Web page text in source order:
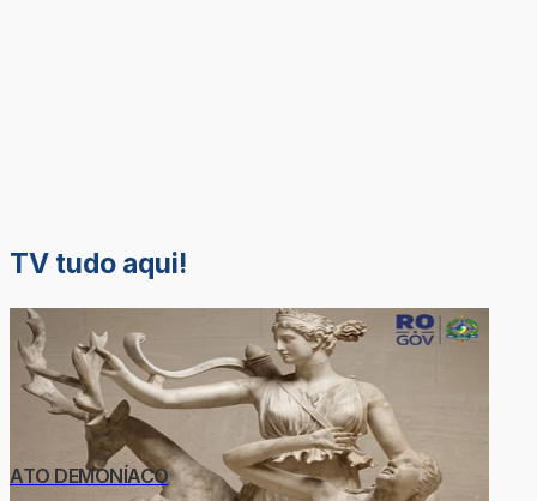
TV tudo aqui!
ATO DEMONÍACO